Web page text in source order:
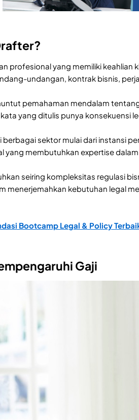
profesional yang memiliki
undangan, kontrak bisnis,
pemahaman mendalam
yang ditulis punya konsekuensi
berbagai sektor mulai dari instansi
yang membutuhkan expertise
seiring kompleksitas regulasi
menerjemahkan kebutuhan legal
Bootcamp Legal & Policy
Gaji